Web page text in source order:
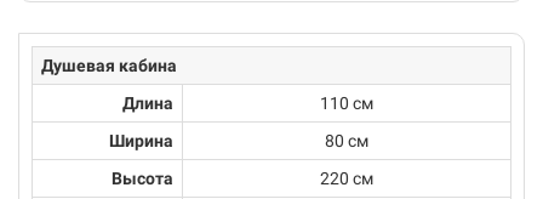
Душевая кабина
Длина
110 см
Ширина
80 см
Высота
220 см